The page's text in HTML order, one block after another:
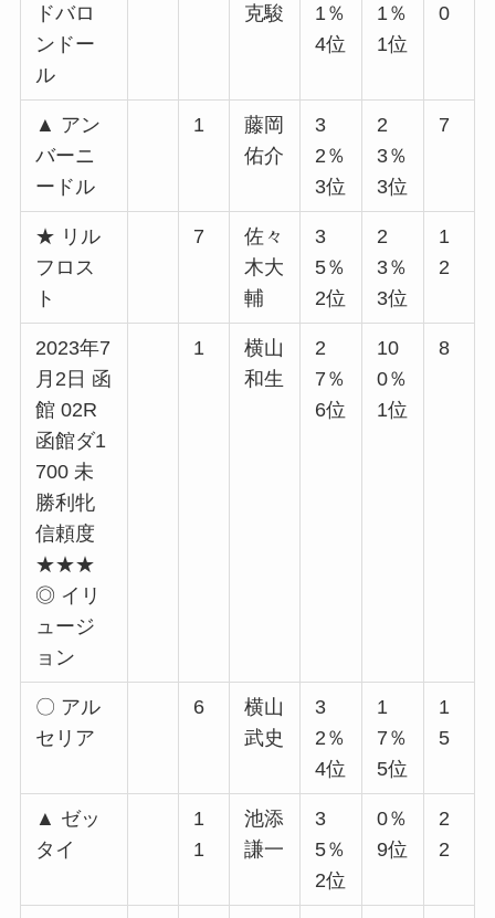
ドバロ
ンドー
ル
克駿
1％
4位
1％
1位
0
▲ アン
バーニ
ードル
1
藤岡
佑介
3
2％
3位
2
3％
3位
7
★ リル
フロス
ト
7
佐々
木大
輔
3
5％
2位
2
3％
3位
1
2
2023年7
月2日 函
館 02R
函館ダ1
700 未
勝利牝
信頼度
★★★
◎ イリ
ュージ
ョン
1
横山
和生
2
7％
6位
10
0％
1位
8
〇 アル
セリア
6
横山
武史
3
2％
4位
1
7％
5位
1
5
▲ ゼッ
タイ
1
1
池添
謙一
3
5％
2位
0％
9位
2
2